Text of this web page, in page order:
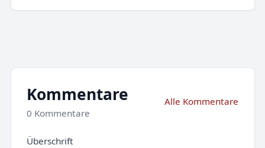
Kommentare
0 Kommentare
Alle Kommentare
Überschrift